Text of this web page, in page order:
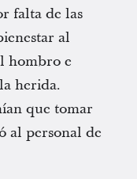
falta de las
al
hombro e
herida.
que tomar
al personal de